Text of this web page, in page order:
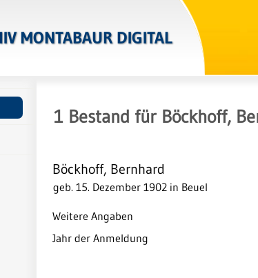
MONTABAUR DIGITAL
1 Bestand für Böckhoff,
Böckhoff, Bernhard
geb. 15. Dezember 1902 in Beuel
Weitere Angaben
Jahr der Anmeldung